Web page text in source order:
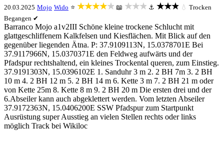
20.03.2025 Mojo Wido ⭐ ★★★★★ 📖 ★★★ ⚓ ★★★ 💧 Trocken
Begangen ✔
Barranco Mojo a1v2III Schöne kleine trockene Schlucht mit
glattgeschliffenem Kalkfelsen und Kiesflächen. Mit Blick auf den
gegenüber liegenden Ätna. P: 37.9109113N, 15.0378701E Bei
37.9117966N, 15.0370371E den Feldweg aufwärts und der
Pfadspur rechtshaltend, ein kleines Trockental queren, zum Einstieg.
37.9191303N, 15.0396102E 1. Sanduhr 3 m 2. 2 BH 7m 3. 2 BH
10 m 4. 2 BH 12 m 5. 2 BH 14 m 6. Kette 3 m 7. 2 BH 21 m oder
von Kette 25m 8. Kette 8 m 9. 2 BH 20 m Die ersten drei und der
6.Abseiler kann auch abgeklettert werden. Vom letzten Abseiler
37.9172363N, 15.0406200E SSW Pfadspur zum Startpunkt
Ausrüstung super Ausstieg an vielen Stellen rechts oder links
möglich Track bei Wikiloc